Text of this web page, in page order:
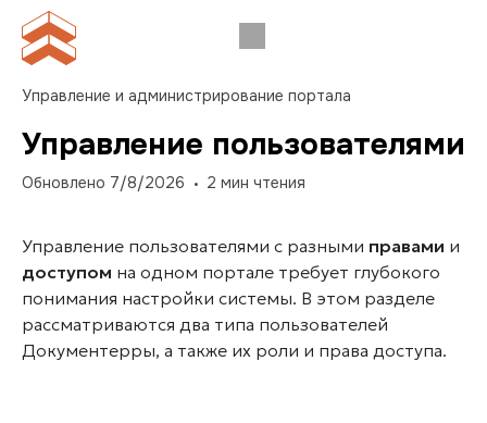
Управление и администрирование портала
Управление пользователями
Обновлено 7/8/2026 2 мин чтения
Управление пользователями с разными правами и
доступом на одном портале требует глубокого
понимания настройки системы. В этом разделе
рассматриваются два типа пользователей
Документерры, а также их роли и права доступа.